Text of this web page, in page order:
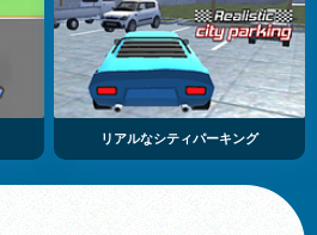
リアルなシティパーキング